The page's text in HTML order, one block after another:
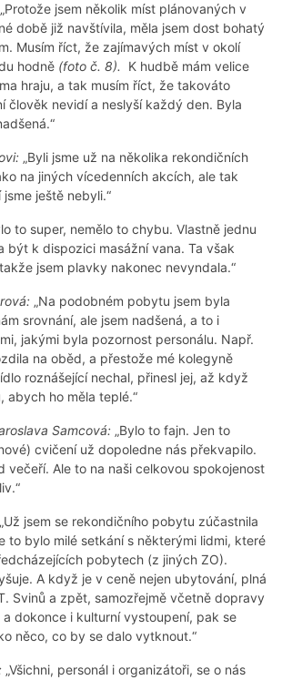
„Protože jsem několik míst plánovaných v
době již navštívila, měla jsem dost bohatý
Musím říct, že zajímavých míst v okolí
hodně (foto č. 8).
K hudbě mám velice
hraju, a tak musím říct, že takováto
člověk nevidí a neslyší každý den. Byla
„Byli jsme už na několika rekondičních
na jiných vícedenních akcích, ale tak
ještě nebyli.“
to super, nemělo to chybu. Vlastně jednu
být k dispozici masážní vana. Ta však
jsem plavky nakonec nevyndala.“
„Na podobném pobytu jsem byla
srovnání, ale jsem nadšená, a to i
jakými byla pozornost personálu. Např.
na oběd, a přestože mé kolegyně
roznášející nechal, přinesl jej, až když
abych ho měla teplé.“
Samcová: „Bylo to fajn. Jen to
cvičení už dopoledne nás překvapilo.
večeří. Ale to na naši celkovou spokojenost
„Už jsem se rekondičního pobytu zúčastnila
to bylo milé setkání s některými lidmi, které
pobytech (z jiných ZO).
A když je v ceně nejen ubytování, plná
Svinů a zpět, samozřejmě včetně dopravy
dokonce i kulturní vystoupení, pak se
něco, co by se dalo vytknout.“
„Všichni, personál i organizátoři, se o nás